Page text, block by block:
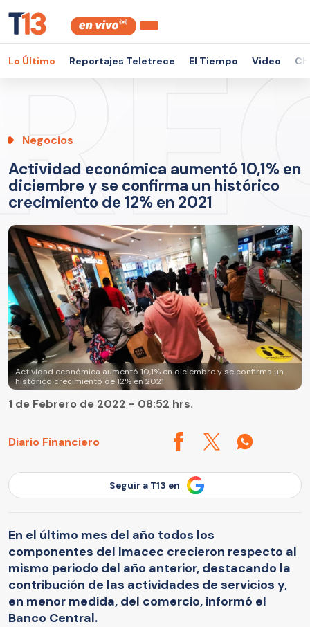
Lo Último Reportajes Teletrece El Tiempo Video
Negocios
Actividad económica aumentó 10,1% en
diciembre y se confirma un histórico
crecimiento de 12% en 2021
Actividad económica aumentó 10,1% en diciembre y se confirma un
histórico crecimiento de 12% en 2021
Diario Financiero
1 de Febrero de 2022 - 08:52 hrs.
Seguir a T13 en
En el último mes del año todos los
componentes del Imacec crecieron respecto al
mismo periodo del año anterior, destacando la
contribución de las actividades de servicios y,
en menor medida, del comercio, informó el
Banco Central.